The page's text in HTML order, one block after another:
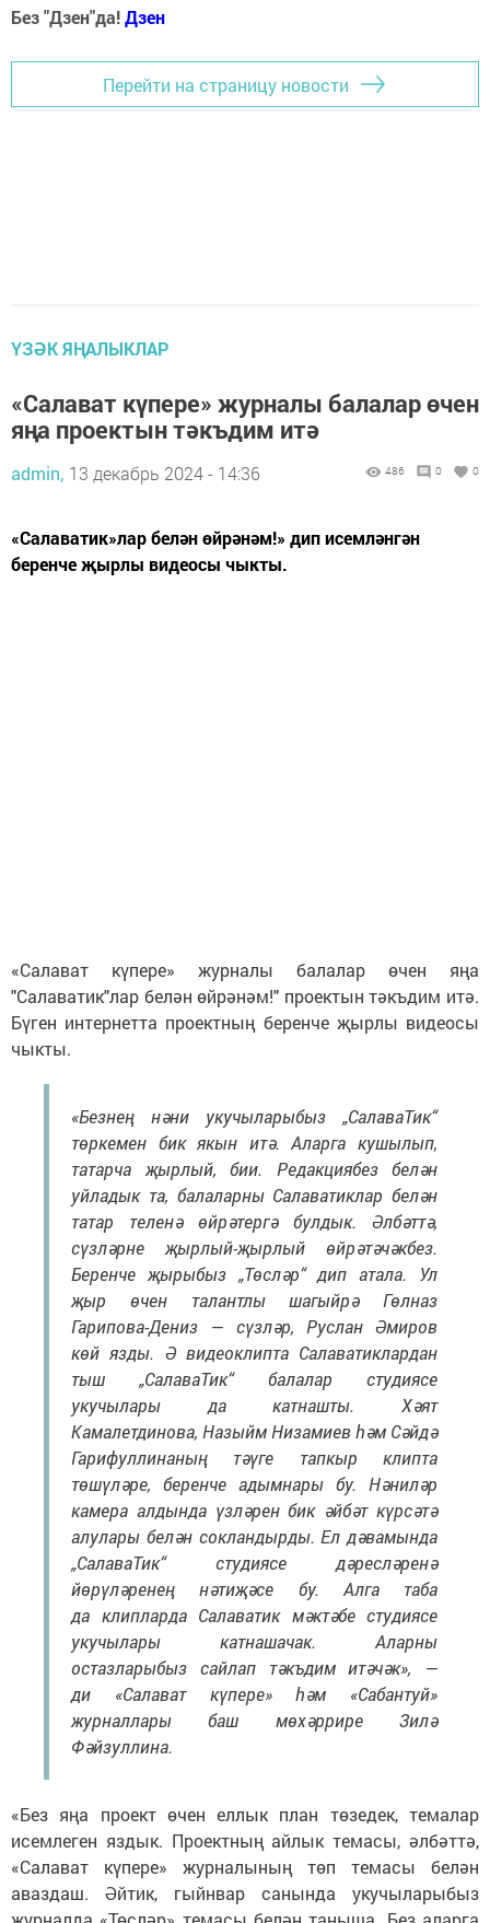
Без "Дзен"да!Дзен
Перейти на страницу новости
ҮЗӘК ЯҢАЛЫКЛАР
«Салават күпере» журналы балалар өчен
яңа проектын тәкъдим итә
admin, 13 декабрь 2024 - 14:36 486 0 0
«Салаватик»лар белән өйрәнәм!» дип исемләнгән
беренче җырлы видеосы чыкты.
«Салават күпере» журналы балалар өчен яңа
"Салаватик"лар белән өйрәнәм!" проектын тәкъдим итә.
Бүген интернетта проектның беренче җырлы видеосы
чыкты.
«Безнең нәни укучыларыбыз „СалаваТик“
төркемен бик якын итә. Аларга кушылып,
татарча җырлый, бии. Редакциябез белән
уйладык та, балаларны Салаватиклар белән
татар теленә өйрәтергә булдык. Әлбәттә,
сүзләрне җырлый-җырлый өйрәтәчәкбез.
Беренче җырыбыз „Төсләр“ дип атала. Ул
җыр өчен талантлы шагыйрә Гөлназ
Гарипова-Дениз — сүзләр, Руслан Әмиров
көй язды. Ә видеоклипта Салаватиклардан
тыш „СалаваТик“ балалар студиясе
укучылары да катнашты. Хәят
Камалетдинова, Назыйм Низамиев һәм Сәйдә
Гарифуллинаның тәүге тапкыр клипта
төшүләре, беренче адымнары бу. Нәниләр
камера алдында үзләрен бик әйбәт күрсәтә
алулары белән сокландырды. Ел дәвамында
„СалаваТик“ студиясе дәресләренә
йөрүләренең нәтиҗәсе бу. Алга таба
да клипларда Салаватик мәктәбе студиясе
укучылары катнашачак. Аларны
остазларыбыз сайлап тәкъдим итәчәк», —
ди «Салават күпере» һәм «Сабантуй»
журналлары баш мөхәррире Зилә
Фәйзуллина.
«Без яңа проект өчен еллык план төзедек, темалар
исемлеген яздык. Проектның айлык темасы, әлбәттә,
«Салават күпере» журналының төп темасы белән
аваздаш. Әйтик, гыйнвар санында укучыларыбыз